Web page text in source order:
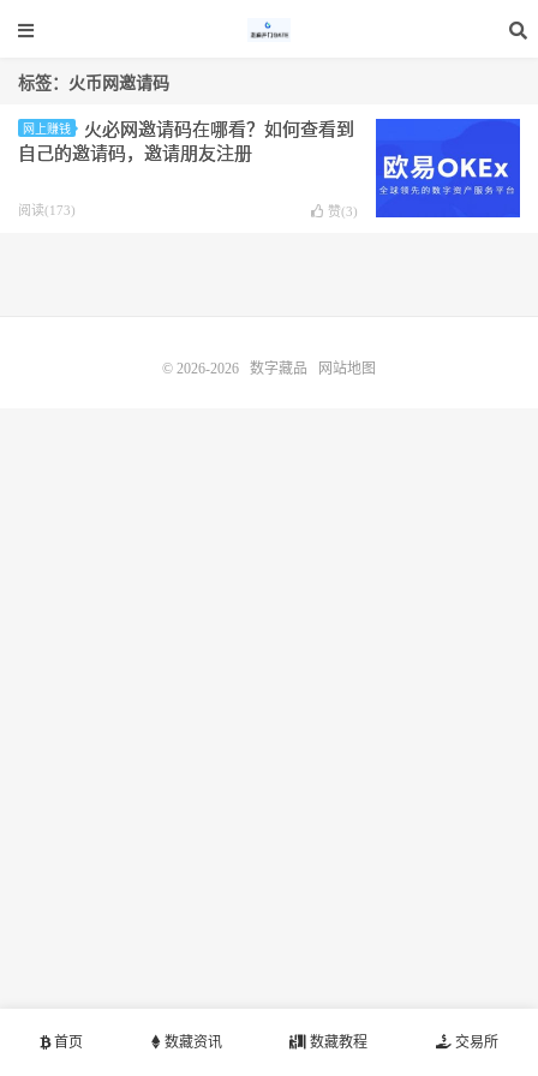
标签：火币网邀请码
网上赚钱
火必网邀请码在哪看？如何查看到
自己的邀请码，邀请朋友注册
阅读(173) 赞(3)
首页 数藏资讯 数藏教程 交易所
© 2026-2026 数字藏品 网站地图